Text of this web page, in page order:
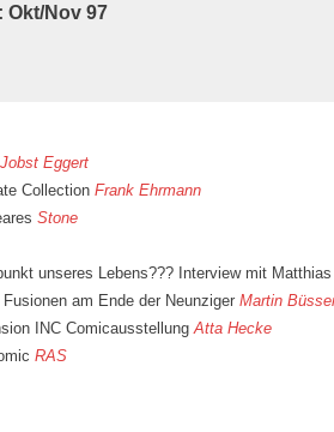
: Okt/Nov 97
Jobst Eggert
Collection Frank Ehrmann
Stone
unseres Lebens??? Interview mit
am Ende der Neunziger Martin
INC Comicausstellung Atta Hecke
RAS